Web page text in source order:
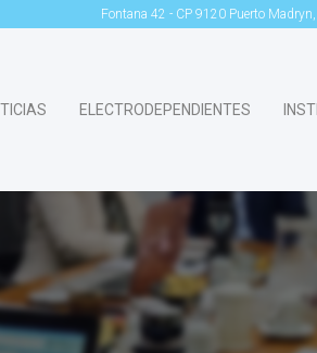
Fontana 42 - CP 9120 Puerto
ELECTRODEPENDIENTES